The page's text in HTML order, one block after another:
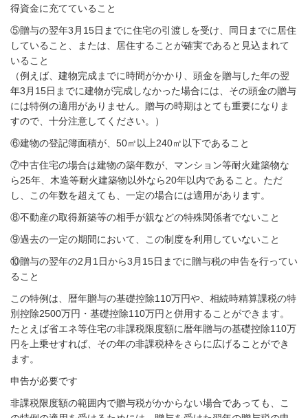
得資金に充てていること
⑤贈与の翌年3月15日までに住宅の引渡しを受け、同日までに居住
していること、または、居住することが確実であると見込まれて
いること
（例えば、建物完成までに時間がかかり、頭金を贈与した年の翌
年3月15日までに建物が完成しなかった場合には、その頭金の贈与
には特例の適用がありません。贈与の時期はとても重要になりま
すので、十分注意してください。）
⑥建物の登記簿面積が、50㎡以上240㎡以下であること
⑦中古住宅の場合は建物の築年数が、マンション等耐火建築物な
ら25年、木造等耐火建築物以外なら20年以内であること。ただ
し、この年数を超えても、一定の場合には適用があります。
⑧不動産の取得新築等の相手が親などの特殊関係者でないこと
⑨過去の一定の期間において、この制度を利用していないこと
⑩贈与の翌年の2月1日から3月15日までに贈与税の申告を行ってい
ること
この特例は、暦年贈与の基礎控除110万円や、相続時精算課税の特
別控除2500万円・基礎控除110万円と併用することができます。
たとえば省エネ等住宅の非課税限度額に暦年贈与の基礎控除110万
円を上乗せすれば、その年の非課税枠をさらに広げることができ
ます。
申告が必要です
非課税限度額の範囲内で贈与税がかからない場合であっても、こ